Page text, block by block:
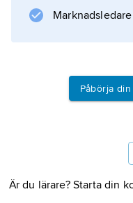
lämnar kroppen
astrala, cirklande
Påbörja
Är du lärare? Starta din